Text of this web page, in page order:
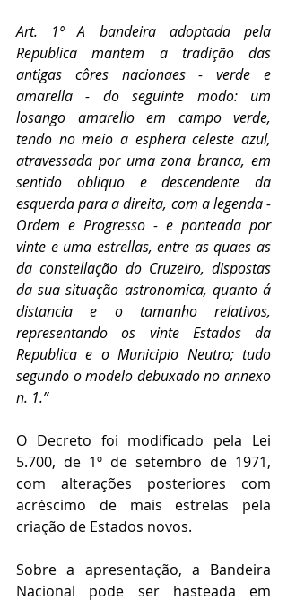
Art. 1º A bandeira adoptada pela
Republica mantem a tradição das
antigas côres nacionaes - verde e
amarella - do seguinte modo: um
losango amarello em campo verde,
tendo no meio a esphera celeste azul,
atravessada por uma zona branca, em
sentido obliquo e descendente da
esquerda para a direita, com a legenda -
Ordem e Progresso - e ponteada por
vinte e uma estrellas, entre as quaes as
da constellação do Cruzeiro, dispostas
da sua situação astronomica, quanto á
distancia e o tamanho relativos,
representando os vinte Estados da
Republica e o Municipio Neutro; tudo
segundo o modelo debuxado no annexo
n. 1.”
O Decreto foi modificado pela Lei
5.700, de 1º de setembro de 1971,
com alterações posteriores com
acréscimo de mais estrelas pela
criação de Estados novos.
Sobre a apresentação, a Bandeira
Nacional pode ser hasteada em